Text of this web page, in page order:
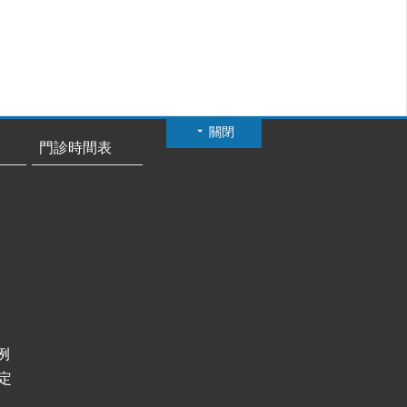
關閉
門診時間表